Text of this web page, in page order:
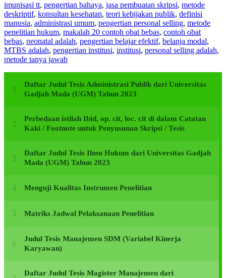
imunisasi tt, pengertian bahaya, jasa pembuatan skripsi, metode
deskriptif, konsultan kesehatan, teori kebijakan publik, definisi
manusia, administrasi umum, pengertian personal selling, metode
penelitian hukum, makalah 20 contoh obat bebas, contoh obat
bebas, neonatal adalah, pengertian belajar efektif, belanja modal,
MTBS adalah, pengertian institusi, institusi, personal selling adalah,
metode tanya jawab
Daftar Judul Tesis Administrasi Publik dari Universitas
Gadjah Mada (UGM) Tahun 2023
Perbedaan istilah Ibid, op. cit, loc. cit di dalam Catatan
Kaki / Footnote untuk Penyusunan Skripsi / Tesis
Daftar Judul Tesis Ilmu Hukum dari Universitas Gadjah
Mada (UGM) Tahun 2023
Menguji Kualitas Instrumen Penelitian
Matriks Jadwal Pelaksanaan Penelitian
Judul Tesis Manajemen SDM (Variabel Kinerja
Karyawan)
Daftar Judul Tesis Magister Manajemen dari